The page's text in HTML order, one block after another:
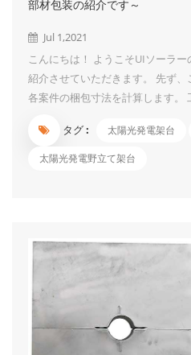
部材包装の紹介です～
Jul 1,2021
こんにちは！ ようこそUIソーラ
紹介させていただきます。 先ず
各案件の梱包寸法を計算します。
を行っております。 小部品は紛
の表面に各部品のITEM NO.と数
は事前に積載図を書きます。積載
レットの位置も分かっています。
す。 小部品でも長い部材でも運
工夫をしております。 信頼できる
タグ : 太陽光発電架台
太陽光発電野立て架台